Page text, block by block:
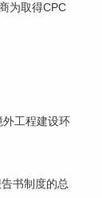
为取得CPC
外工程建设环
书制度的总